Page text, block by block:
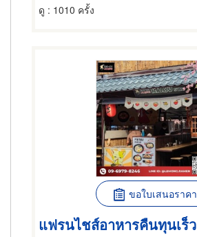
ดู : 1010 ครั้ง
ขอใบเสนอราคา
แฟรนไชส์อาหารคืนทุนเร็ว